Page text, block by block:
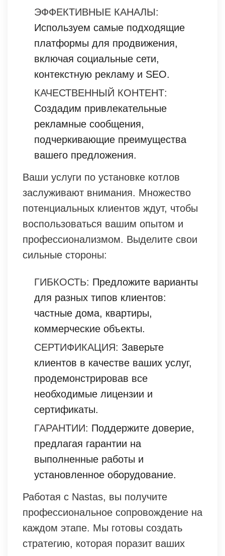
ЭФФЕКТИВНЫЕ КАНАЛЫ:
Используем самые подходящие
платформы для продвижения,
включая социальные сети,
контекстную рекламу и SEO.
КАЧЕСТВЕННЫЙ КОНТЕНТ:
Создадим привлекательные
рекламные сообщения,
подчеркивающие преимущества
вашего предложения.
Ваши услуги по установке котлов
заслуживают внимания. Множество
потенциальных клиентов ждут, чтобы
воспользоваться вашим опытом и
профессионализмом. Выделите свои
сильные стороны:
ГИБКОСТЬ: Предложите варианты
для разных типов клиентов:
частные дома, квартиры,
коммерческие объекты.
СЕРТИФИКАЦИЯ: Заверьте
клиентов в качестве ваших услуг,
продемонстрировав все
необходимые лицензии и
сертификаты.
ГАРАНТИИ: Поддержите доверие,
предлагая гарантии на
выполненные работы и
установленное оборудование.
Работая с Nastas, вы получите
профессиональное сопровождение на
каждом этапе. Мы готовы создать
стратегию, которая поразит ваших